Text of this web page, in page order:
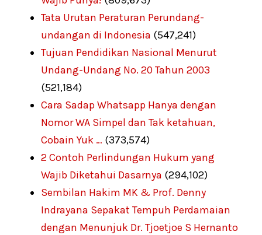
Tata Urutan Peraturan Perundang-
undangan di Indonesia (547,241)
Tujuan Pendidikan Nasional Menurut
Undang-Undang No. 20 Tahun 2003
(521,184)
Cara Sadap Whatsapp Hanya dengan
Nomor WA Simpel dan Tak ketahuan,
Cobain Yuk … (373,574)
2 Contoh Perlindungan Hukum yang
Wajib Diketahui Dasarnya (294,102)
Sembilan Hakim MK & Prof. Denny
Indrayana Sepakat Tempuh Perdamaian
dengan Menunjuk Dr. Tjoetjoe S Hernanto